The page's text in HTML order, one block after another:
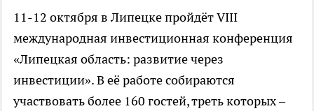
11-12 октября в Липецке пройдёт VIII
международная инвестиционная конференция
«Липецкая область: развитие через
инвестиции». В её работе собираются
участвовать более 160 гостей, треть которых –